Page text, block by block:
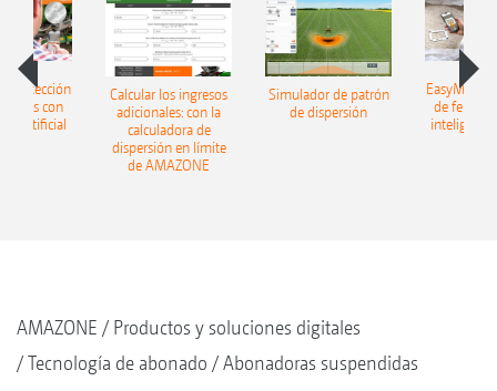
detección
con
artificial
Calcular los ingresos
adicionales: con la
calculadora de
dispersión en límite
de AMAZONE
Simulador de patrón
de dispersión
EasyMatch:
de
AMAZONE
Productos y soluciones digitales
Tecnología de abonado
Abonadoras suspendidas